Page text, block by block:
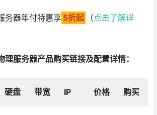
务器年付特惠享 5折起 （点击了解详
理服务器产品购买链接及配置详情：
硬盘 带宽 IP 价格 购买